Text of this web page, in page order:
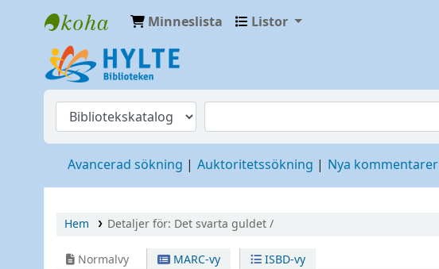
Hylte
Minneslista Listor
Avancerad sökning Auktoritetssökning Nya kommentarer
Hem Detaljer för: Det svarta guldet /
Normalvy MARC-vy ISBD-vy